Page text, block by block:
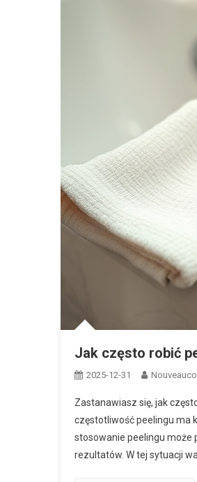
Jak często robić
2025-12-31
Zastanawiasz się, jak
częstotliwość peelingu ma
stosowanie peelingu może
rezultatów. W tej sytuacji